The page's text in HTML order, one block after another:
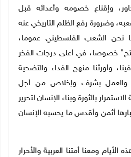
وإقناع خصومه وأعدائه قبل
وضرورة رفع الظلم التاريخي عنه
نحن الشعب الفلسطيني عموما،
خصوصا، في أعلى درجات الفخر
وأورثنا منهج الفداء والتضحية
والعمل بشرف وإخلاص من أجل
بالثورة وبناء الإنسان لتحرير
أثمن وأقدس ما يحسبه الإنسان
ومعنا أمتنا العربية والأحرار